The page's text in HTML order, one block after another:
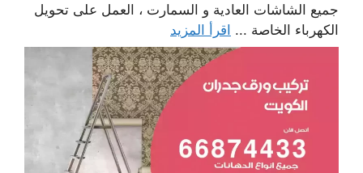
جميع الشاشات العادية و السمارت ، العمل على تحويل
الكهرباء الخاصة ... اقرأ المزيد